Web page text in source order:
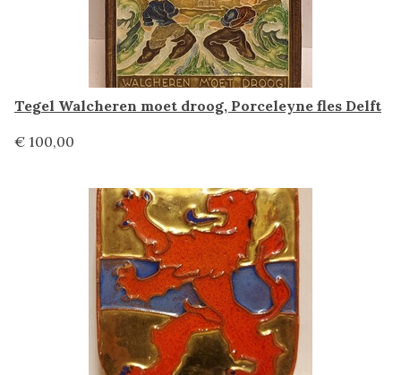
Tegel Walcheren moet droog, Porceleyne fles Delft
€ 100,00